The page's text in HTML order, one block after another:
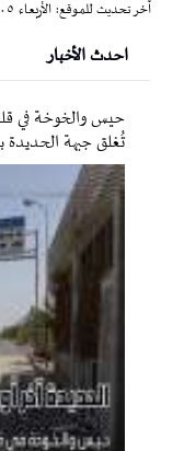
آخر تحديث للموقع: الأربعاء ٠٥ أغسطس ٢٠٢٦
احدث الأخبار
حيس والخوخة في
تُغلق جبهة الحديدة